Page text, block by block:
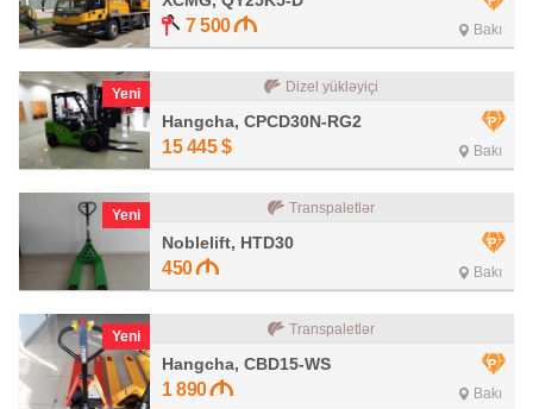
7 500 Bakı
Yeni Dizel yükləyiçi
Hangcha, CPCD30N-RG2
15 445 $ Bakı
Yeni Transpaletlər
Noblelift, HTD30
450 Bakı
Yeni Transpaletlər
Hangcha, CBD15-WS
1 890 Bakı